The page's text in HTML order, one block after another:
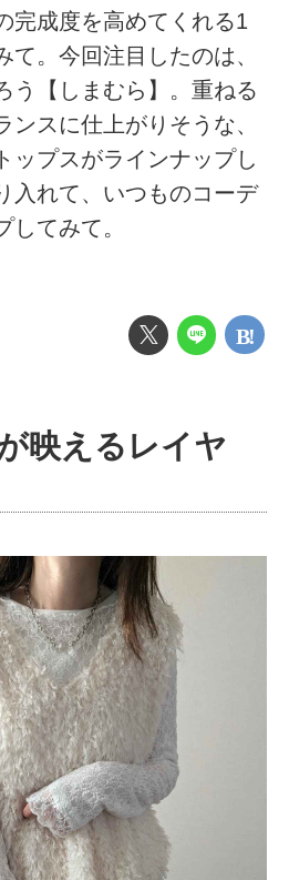
完成度を高めてくれる1
て。今回注目したのは、
う【しまむら】。重ねる
ンスに仕上がりそうな、
ップスがラインナップし
入れて、いつものコーデ
してみて。
映えるレイヤ